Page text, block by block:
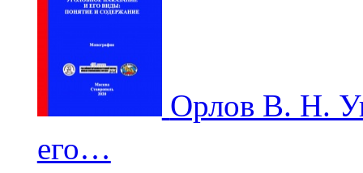
Орлов В. Н.
его…